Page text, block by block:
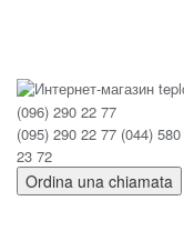
(096) 290 22 77
(095) 290 22 77 (044) 580
23 72
Ordina una chiamata